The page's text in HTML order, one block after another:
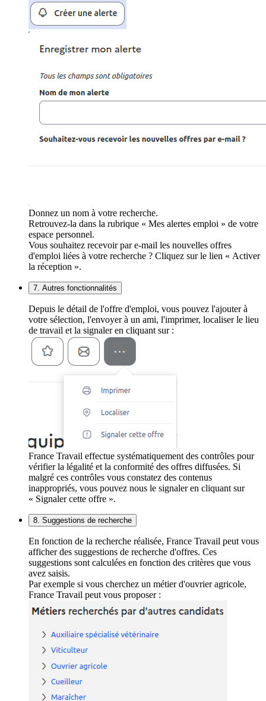
Donnez un nom à votre recherche.
Retrouvez-la dans la rubrique « Mes alertes emploi » de votre
espace personnel.
Vous souhaitez recevoir par e-mail les nouvelles offres
d'emploi liées à votre recherche ? Cliquez sur le lien « Activer
la réception ».
7. Autres fonctionnalités
Depuis le détail de l'offre d'emploi, vous pouvez l'ajouter à
votre sélection, l'envoyer à un ami, l'imprimer, localiser le lieu
de travail et la signaler en cliquant sur :
France Travail effectue systématiquement des contrôles pour
vérifier la légalité et la conformité des offres diffusées. Si
malgré ces contrôles vous constatez des contenus
inappropriés, vous pouvez nous le signaler en cliquant sur
« Signaler cette offre ».
8. Suggestions de recherche
En fonction de la recherche réalisée, France Travail peut vous
afficher des suggestions de recherche d'offres. Ces
suggestions sont calculées en fonction des critères que vous
avez saisis.
Par exemple si vous cherchez un métier d'ouvrier agricole,
France Travail peut vous proposer :